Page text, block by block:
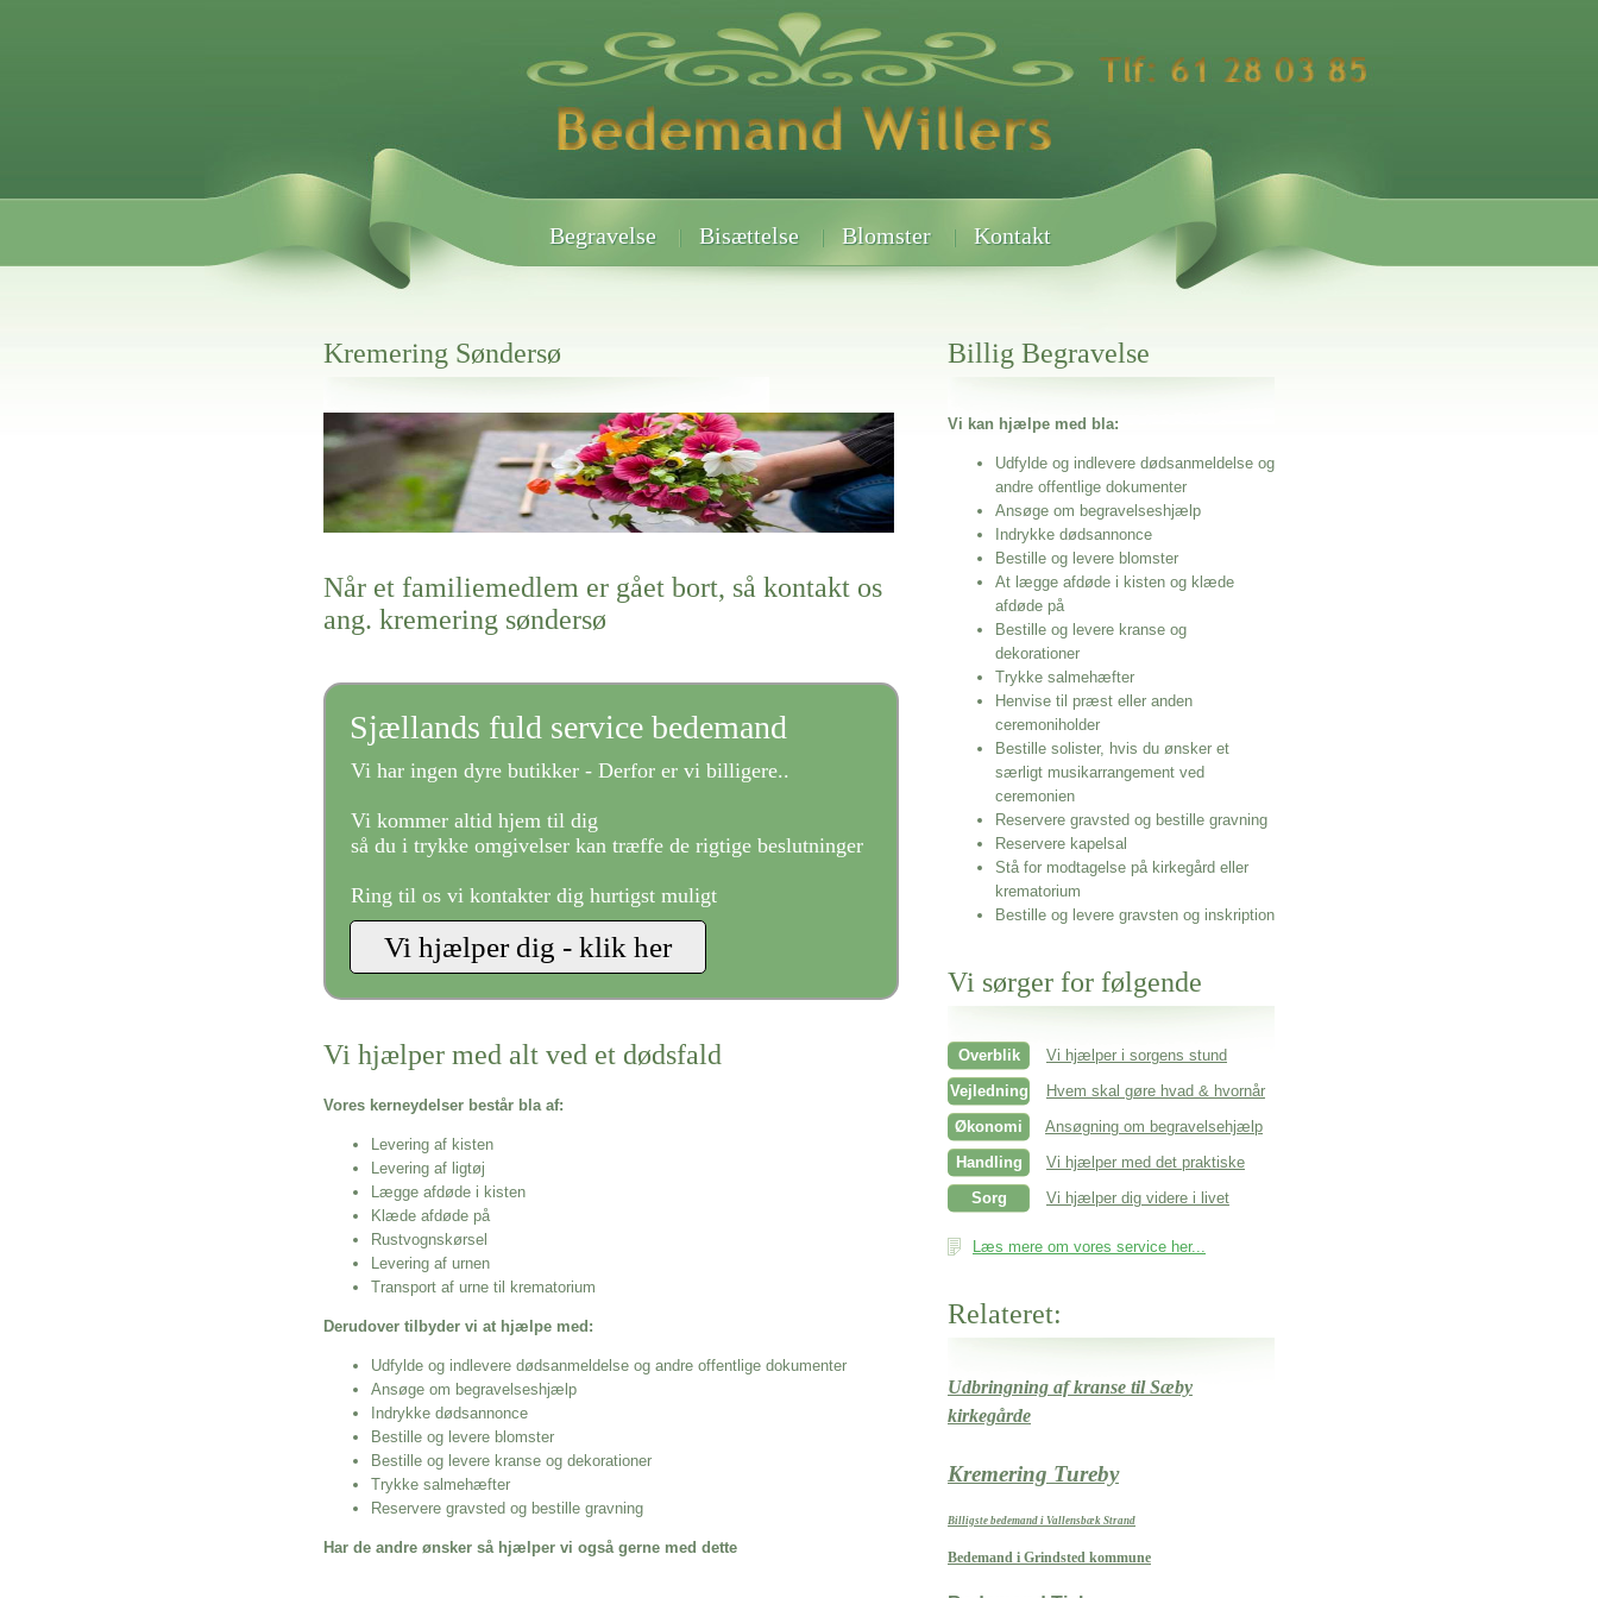
Begravelse Bisættelse Blomster Kontakt
Kremering Søndersø
Her hos os får du altid en god afslutning når det gælder
Kremering Søndersø
vi hjælper i alle faser af begravelsel
Når et familiemedlem er gået bort, så kontakt os
ang. kremering søndersø
Sjællands fuld service bedemand
Vi har ingen dyre butikker - Derfor er vi billigere..
Vi kommer altid hjem til dig
så du i trykke omgivelser kan træffe de rigtige beslutninger
Ring til os vi kontakter dig hurtigst muligt
Vi hjælper med alt ved et dødsfald
Vores kerneydelser består bla af:
Levering af kisten
Levering af ligtøj
Lægge afdøde i kisten
Klæde afdøde på
Rustvognskørsel
Levering af urnen
Transport af urne til krematorium
Derudover tilbyder vi at hjælpe med:
Udfylde og indlevere dødsanmeldelse og andre offentlige dokumenter
Ansøge om begravelseshjælp
Indrykke dødsannonce
Bestille og levere blomster
Bestille og levere kranse og dekorationer
Trykke salmehæfter
Reservere gravsted og bestille gravning
Har de andre ønsker så hjælper vi også gerne med dette
Billig Begravelse
Vi kan hjælpe med bla:
Udfylde og indlevere dødsanmeldelse og
andre offentlige dokumenter
Ansøge om begravelseshjælp
Indrykke dødsannonce
Bestille og levere blomster
At lægge afdøde i kisten og klæde
afdøde på
Bestille og levere kranse og
dekorationer
Trykke salmehæfter
Henvise til præst eller anden
ceremoniholder
Bestille solister, hvis du ønsker et
særligt musikarrangement ved
ceremonien
Reservere gravsted og bestille gravning
Reservere kapelsal
Stå for modtagelse på kirkegård eller
krematorium
Bestille og levere gravsten og inskription
Vi sørger for følgende
Overblik
Vi hjælper i sorgens stund
Vejledning
Hvem skal gøre hvad & hvornår
Økonomi
Ansøgning om begravelsehjælp
Handling
Vi hjælper med det praktiske
Sorg
Vi hjælper dig videre i livet
Læs mere om vores service her...
Relateret:
Udbringning af kranse til Sæby
kirkegårde
Kremering Tureby
Billigste bedemand i Vallensbæk Strand
Bedemand i Grindsted kommune